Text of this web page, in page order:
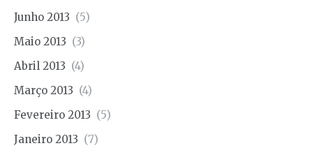
Junho 2013 (5)
Maio 2013 (3)
Abril 2013 (4)
Março 2013 (4)
Fevereiro 2013 (5)
Janeiro 2013 (7)